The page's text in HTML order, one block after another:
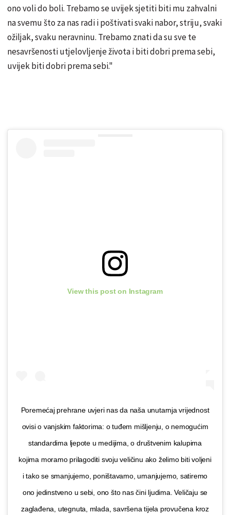
ono voli do boli. Trebamo se uvijek sjetiti biti mu zahvalni
na svemu što za nas radi i poštivati svaki nabor, striju, svaki
ožiljak, svaku neravninu. Trebamo znati da su sve te
nesavršenosti utjelovljenje života i biti dobri prema sebi,
uvijek biti dobri prema sebi."
View this post on Instagram
Poremećaj prehrane uvjeri nas da naša unutarnja vrijednost
ovisi o vanjskim faktorima: o tuđem mišljenju, o nemogućim
standardima ljepote u medijima, o društvenim kalupima
kojima moramo prilagoditi svoju veličinu ako želimo biti voljeni
i tako se smanjujemo, poništavamo, umanjujemo, satiremo
ono jedinstveno u sebi, ono što nas čini ljudima. Veličaju se
zaglađena, utegnuta, mlada, savršena tijela provučena kroz